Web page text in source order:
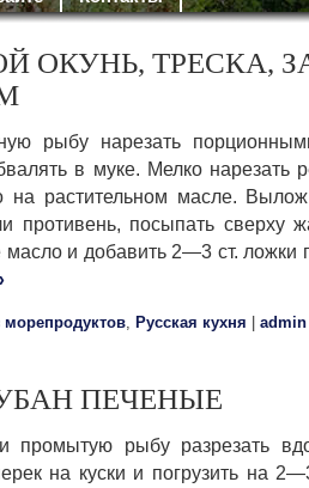
ОКУНЬ, ТРЕСКА,
рыбу нарезать
в муке. Мелко наре­зать
на раститель­ном масле.
противень, посыпать сверху
масло и добавить 2—3 ст.
морепродуктов, Русская кухня admin
ПЕЧЕНЫЕ
промытую рыбу разрезать
на куски и погрузить на